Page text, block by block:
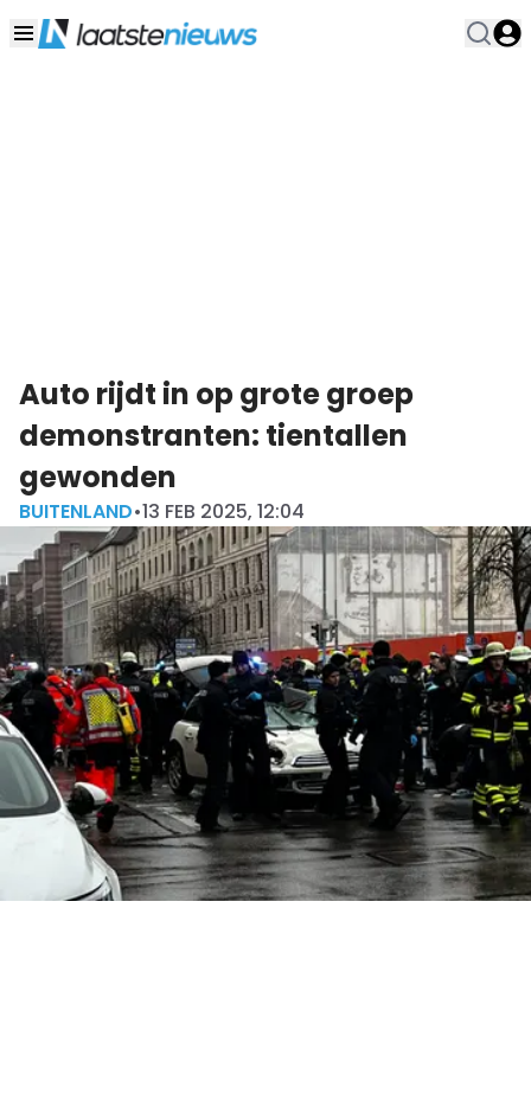
Auto rijdt in op grote groep
demonstranten: tientallen
gewonden
BUITENLAND•13 FEB 2025, 12:04